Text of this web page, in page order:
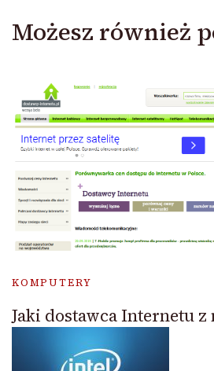
Możesz również
KOMPUTERY
Jaki dostawca Internetu z